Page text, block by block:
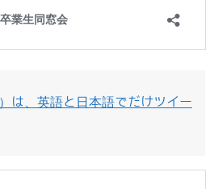
は、英語と日本語でだけツイー